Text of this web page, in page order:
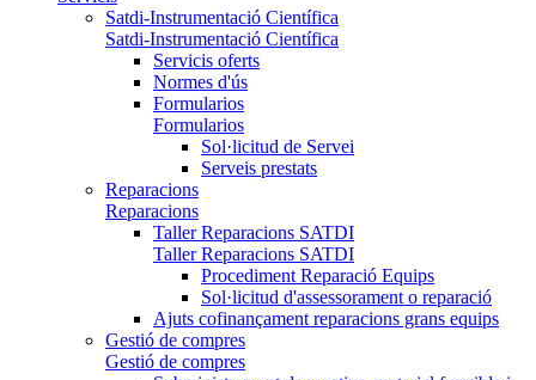
Satdi-Instrumentació Científica
Satdi-Instrumentació Científica
Servicis oferts
Normes d'ús
Formularios
Formularios
Sol·licitud de Servei
Serveis prestats
Reparacions
Reparacions
Taller Reparacions SATDI
Taller Reparacions SATDI
Procediment Reparació Equips
Sol·licitud d'assessorament o reparació
Ajuts cofinançament reparacions grans equips
Gestió de compres
Gestió de compres